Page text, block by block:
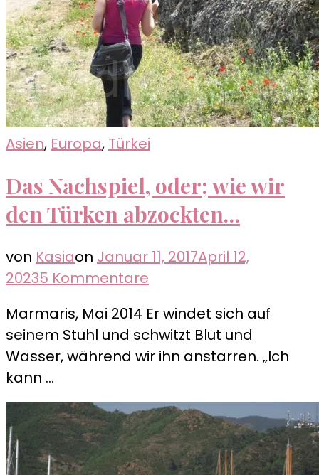
Asien, Europa, Türkei
Das Nachspiel, oder; wie wir
den Türken abzockten…
von Kasiaon Januar 11, 2017April 12,
20235 Kommentare
Nachspiel,
oder;
wie
den
Türken
abzockten…
Marmaris, Mai 2014 Er windet sich auf
seinem Stuhl und schwitzt Blut und
Wasser, während wir ihn anstarren. „Ich
kann …